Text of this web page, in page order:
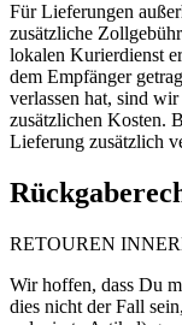
Für Lieferungen
zusätzliche
lokalen Kurierdienst
dem Empfänger
verlassen hat, sind
zusätzlichen Kosten.
Lieferung zusätzlich
RETOUREN
Wir hoffen, dass Du
dies nicht der Fall